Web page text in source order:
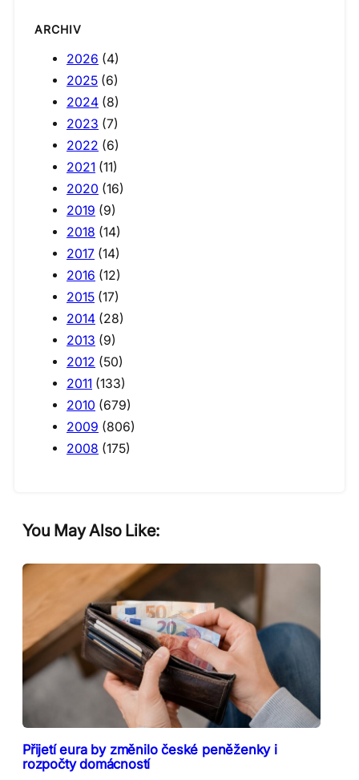
ARCHIV
2026 (4)
2025 (6)
2024 (8)
2023 (7)
2022 (6)
2021 (11)
2020 (16)
2019 (9)
2018 (14)
2017 (14)
2016 (12)
2015 (17)
2014 (28)
2013 (9)
2012 (50)
2011 (133)
2010 (679)
2009 (806)
2008 (175)
You May Also Like:
Přijetí eura by změnilo české peněženky i
rozpočty domácností